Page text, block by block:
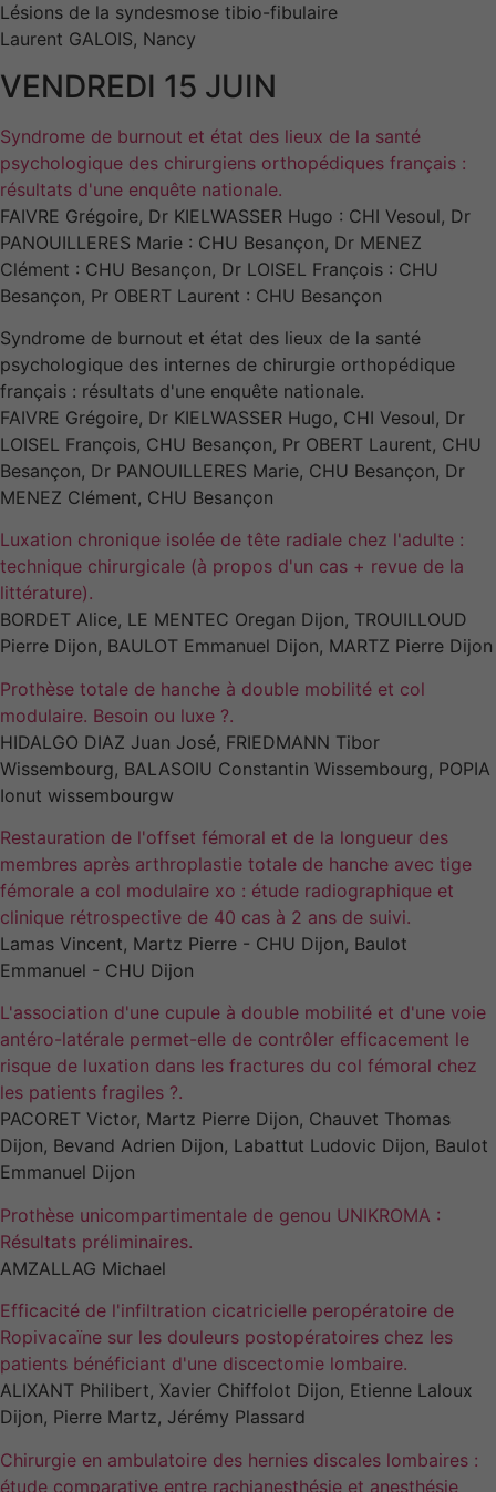
Lésions de la syndesmose tibio-fibulaire
Laurent GALOIS, Nancy
VENDREDI 15 JUIN
Syndrome de burnout et état des lieux de la santé
psychologique des chirurgiens orthopédiques français :
résultats d'une enquête nationale.
FAIVRE Grégoire, Dr KIELWASSER Hugo : CHI Vesoul, Dr
PANOUILLERES Marie : CHU Besançon, Dr MENEZ
Clément : CHU Besançon, Dr LOISEL François : CHU
Besançon, Pr OBERT Laurent : CHU Besançon
Syndrome de burnout et état des lieux de la santé
psychologique des internes de chirurgie orthopédique
français : résultats d'une enquête nationale.
FAIVRE Grégoire, Dr KIELWASSER Hugo, CHI Vesoul, Dr
LOISEL François, CHU Besançon, Pr OBERT Laurent, CHU
Besançon, Dr PANOUILLERES Marie, CHU Besançon, Dr
MENEZ Clément, CHU Besançon
Luxation chronique isolée de tête radiale chez l'adulte :
technique chirurgicale (à propos d'un cas + revue de la
littérature).
BORDET Alice, LE MENTEC Oregan Dijon, TROUILLOUD
Pierre Dijon, BAULOT Emmanuel Dijon, MARTZ Pierre Dijon
Prothèse totale de hanche à double mobilité et col
modulaire. Besoin ou luxe ?.
HIDALGO DIAZ Juan José, FRIEDMANN Tibor
Wissembourg, BALASOIU Constantin Wissembourg, POPIA
Ionut wissembourgw
Restauration de l'offset fémoral et de la longueur des
membres après arthroplastie totale de hanche avec tige
fémorale a col modulaire xo : étude radiographique et
clinique rétrospective de 40 cas à 2 ans de suivi.
Lamas Vincent, Martz Pierre - CHU Dijon, Baulot
Emmanuel - CHU Dijon
L'association d'une cupule à double mobilité et d'une voie
antéro-latérale permet-elle de contrôler efficacement le
risque de luxation dans les fractures du col fémoral chez
les patients fragiles ?.
PACORET Victor, Martz Pierre Dijon, Chauvet Thomas
Dijon, Bevand Adrien Dijon, Labattut Ludovic Dijon, Baulot
Emmanuel Dijon
Prothèse unicompartimentale de genou UNIKROMA :
Résultats préliminaires.
AMZALLAG Michael
Efficacité de l'infiltration cicatricielle peropératoire de
Ropivacaïne sur les douleurs postopératoires chez les
patients bénéficiant d'une discectomie lombaire.
ALIXANT Philibert, Xavier Chiffolot Dijon, Etienne Laloux
Dijon, Pierre Martz, Jérémy Plassard
Chirurgie en ambulatoire des hernies discales lombaires :
étude comparative entre rachianesthésie et anesthésie